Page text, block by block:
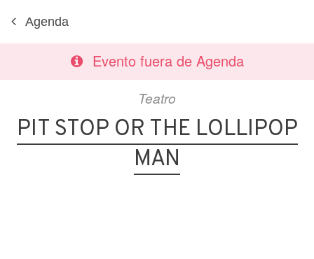
Agenda
Evento fuera de Agenda
Teatro
PIT STOP OR THE LOLLIPOP
MAN